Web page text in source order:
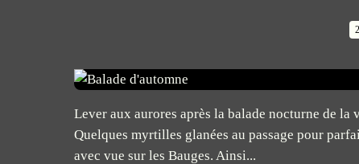
Lever aux aurores après la balade nocturne de
Quelques myrtilles glanées au passage pour
avec vue sur les Bauges. Ainsi...